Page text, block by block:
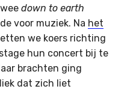
down to earth
voor muziek. Na het
we koers richting
hun concert bij te
brachten ging
dat zich liet